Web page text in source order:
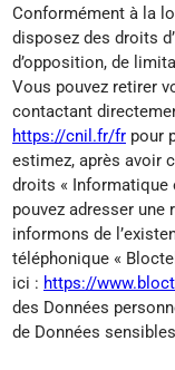
Conformément à la
disposez des droits
d’opposition, de
Vous pouvez retirer
contactant
https://cnil.fr/fr pour
estimez, après avoir
droits « Informatique
pouvez adresser une
informons de
téléphonique «
ici : https://
des Données
de Données